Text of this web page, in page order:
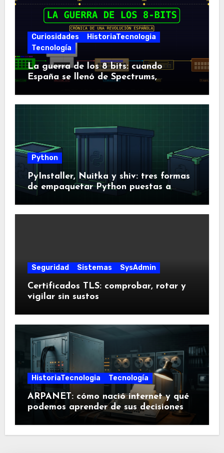
Curiosidades
HistoriaTecnologia
Tecnología
La guerra de los 8 bits: cuando
España se llenó de Spectrums,
Python
PyInstaller, Nuitka y shiv: tres formas
de empaquetar Python puestas a
prueba
Seguridad Sistemas SysAdmin
Certificados TLS: comprobar, rotar y
vigilar sin sustos
HistoriaTecnologia Tecnología
ARPANET: cómo nació internet y qué
podemos aprender de sus decisiones